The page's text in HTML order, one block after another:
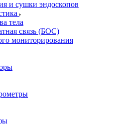
и сушки эндоскопов
тела
связь (БОС)
мониторирования